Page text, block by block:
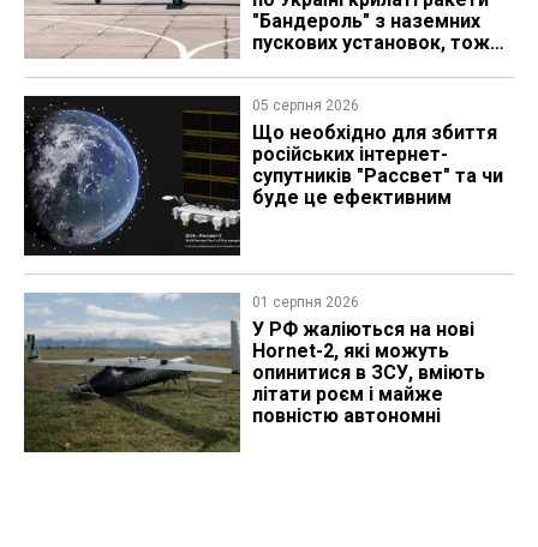
"Бандероль" з наземних
пускових установок, тож
05 серпня 2026
Що необхідно для збиття
російських інтернет-
супутників "Рассвет" та чи
буде це ефективним
01 серпня 2026
У РФ жаліються на нові
Hornet-2, які можуть
опинитися в ЗСУ, вміють
літати роєм і майже
повністю автономні